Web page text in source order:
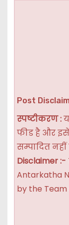
Post
स्पष्टीकरण :
फीड है और
सम्पादित
Disclaimer :-
Antarkatha
by the